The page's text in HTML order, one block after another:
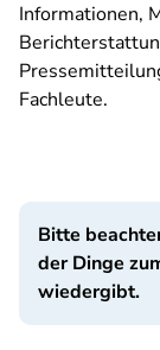
Informationen,
Fachleute.
Bitte
der Dinge
wiedergibt.